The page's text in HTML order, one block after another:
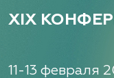
XIX
11-13 февраля